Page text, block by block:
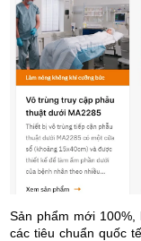
Sản phẩm mới
các tiêu chuẩn quốc